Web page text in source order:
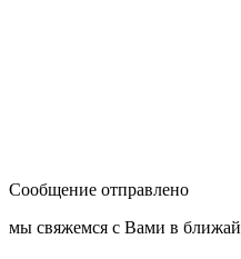
Сообщение отправлено
мы свяжемся с Вами в